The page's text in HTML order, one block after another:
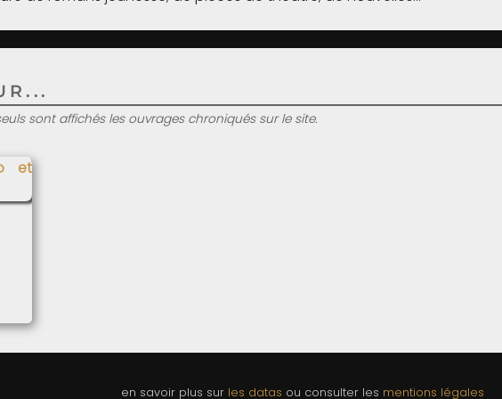
sont affichés les ouvrages chroniqués sur le site.
en savoir plus sur les datas ou consulter les mentions légales